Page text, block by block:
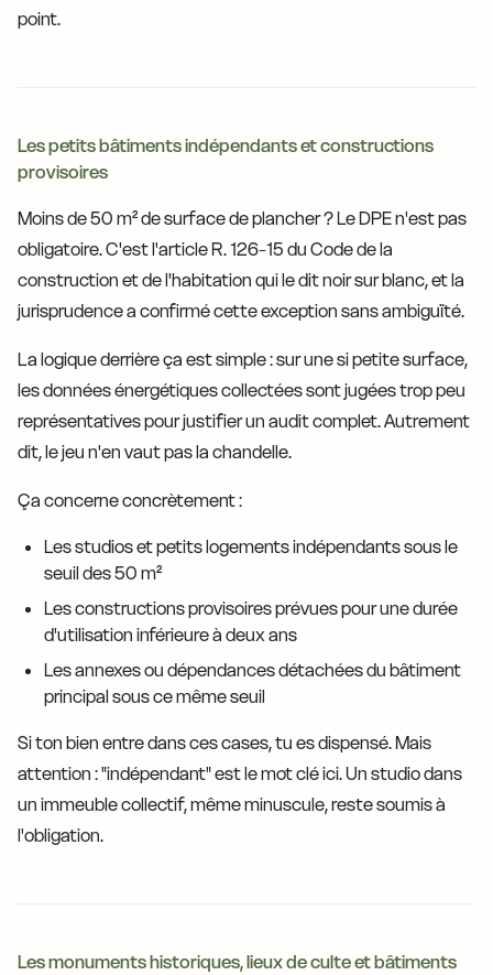
point.
Les petits bâtiments indépendants et constructions
provisoires
Moins de 50 m² de surface de plancher ? Le DPE n'est pas
obligatoire. C'est l'article R. 126-15 du Code de la
construction et de l'habitation qui le dit noir sur blanc, et la
jurisprudence a confirmé cette exception sans ambiguïté.
La logique derrière ça est simple : sur une si petite surface,
les données énergétiques collectées sont jugées trop peu
représentatives pour justifier un audit complet. Autrement
dit, le jeu n'en vaut pas la chandelle.
Ça concerne concrètement :
Les studios et petits logements indépendants sous le
seuil des 50 m²
Les constructions provisoires prévues pour une durée
d'utilisation inférieure à deux ans
Les annexes ou dépendances détachées du bâtiment
principal sous ce même seuil
Si ton bien entre dans ces cases, tu es dispensé. Mais
attention : "indépendant" est le mot clé ici. Un studio dans
un immeuble collectif, même minuscule, reste soumis à
l'obligation.
Les monuments historiques, lieux de culte et bâtiments